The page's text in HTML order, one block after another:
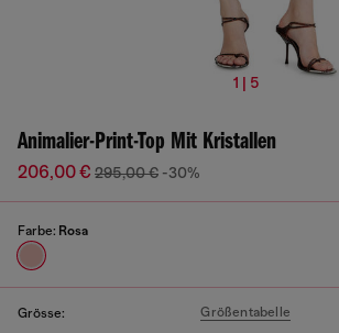
1 | 5
Animalier-Print-Top Mit Kristallen
206,00 € 295,00 € -30%
Farbe: Rosa
Grösse: Größentabelle